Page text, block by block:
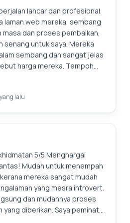
lancar dan profesional.
laman web mereka, sembang
dan proses pembaikan,
senang untuk saya. Mereka
sembang dan sangat jelas
harga mereka. Tempoh
saya perlu membaiki apa-apa
komputer riba terasa seperti
lalu
5/5 Menghargai
Mudah untuk menempah
mereka sangat mudah
yang mesra introvert.
dan mudahnya proses
diberikan. Saya peminat